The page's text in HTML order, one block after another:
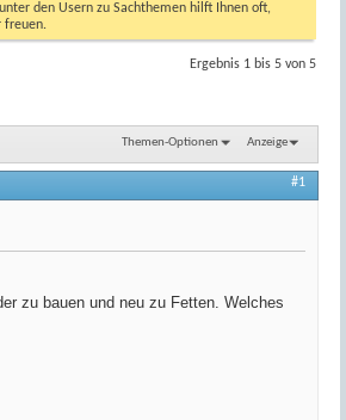
den Usern zu Sachthemen hilft Ihnen oft,
freuen.
Ergebnis 1 bis 5 von 5
Themen-Optionen Anzeige
#1
zu bauen und neu zu Fetten. Welches